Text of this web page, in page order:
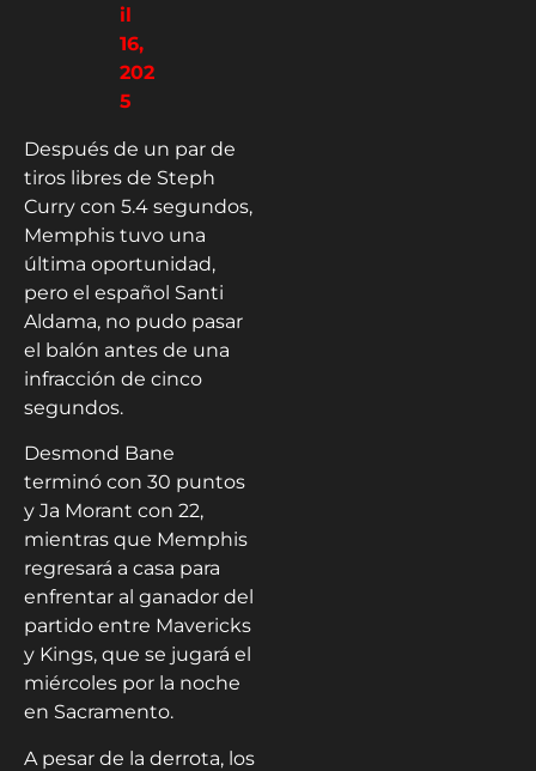
il
16,
202
5
Después de un par de
tiros libres de Steph
Curry con 5.4 segundos,
Memphis tuvo una
última oportunidad,
pero el español Santi
Aldama, no pudo pasar
el balón antes de una
infracción de cinco
segundos.
Desmond Bane
terminó con 30 puntos
y Ja Morant con 22,
mientras que Memphis
regresará a casa para
enfrentar al ganador del
partido entre Mavericks
y Kings, que se jugará el
miércoles por la noche
en Sacramento.
A pesar de la derrota, los